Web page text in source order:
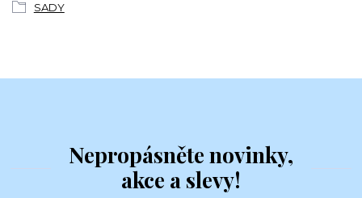
SADY
Nepropásněte novinky,
akce a slevy!